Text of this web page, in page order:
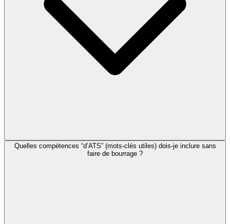
Quelles compétences “d’ATS” (mots-clés utiles) dois-je inclure sans
faire de bourrage ?